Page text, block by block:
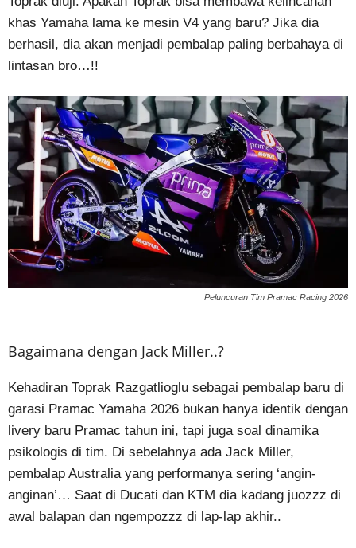
khas Yamaha lama ke mesin V4 yang baru? Jika dia
berhasil, dia akan menjadi pembalap paling berbahaya di
lintasan bro…!!
Peluncuran Tim Pramac Racing 2026
Bagaimana dengan Jack Miller..?
Kehadiran Toprak Razgatlioglu sebagai pembalap baru di
garasi Pramac Yamaha 2026 bukan hanya identik dengan
livery baru Pramac tahun ini, tapi juga soal dinamika
psikologis di tim. Di sebelahnya ada Jack Miller,
pembalap Australia yang performanya sering ‘angin-
anginan’… Saat di Ducati dan KTM dia kadang juozzz di
awal balapan dan ngempozzz di lap-lap akhir..